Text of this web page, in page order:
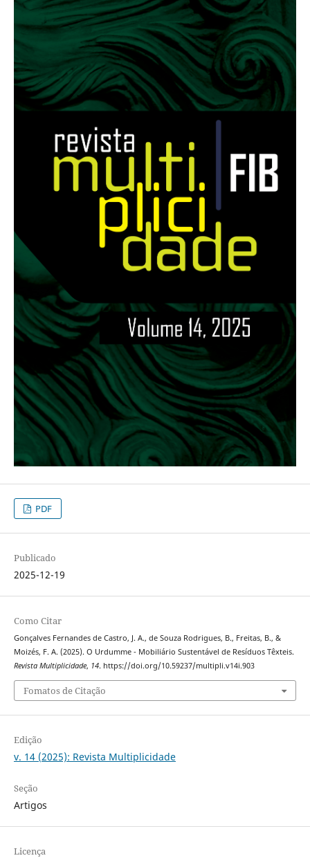
PDF
Publicado
2025-12-19
Como Citar
Gonçalves Fernandes de Castro, J. A., de Souza Rodrigues, B., Freitas, B., &
Moizés, F. A. (2025). O Urdumme - Mobiliário Sustentável de Resíduos Têxteis.
Revista Multiplicidade, 14. https://doi.org/10.59237/multipli.v14i.903
Fomatos de Citação
Edição
v. 14 (2025): Revista Multiplicidade
Seção
Artigos
Licença